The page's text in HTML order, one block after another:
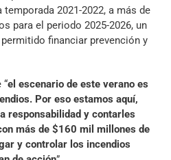
2021-2022, a más de
para el periodo 2025-2026, un
financiar prevención y
“el escenario de este verano es
Por eso estamos aquí,
responsabilidad y contarles
más de $160 mil millones de
y controlar los incendios